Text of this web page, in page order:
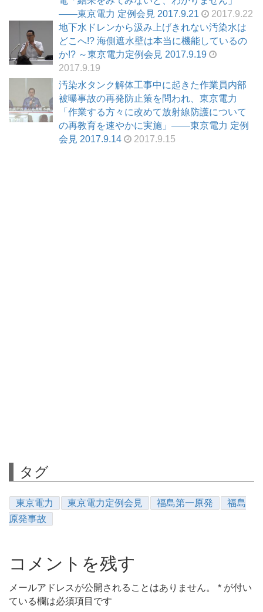
――東京電力 定例会見 2017.9.21
2017.9.22
地下水ドレンから汲み上げきれない汚染水は
どこへ!? 海側遮水壁は本当に機能しているの
か!? ～東京電力定例会見 2017.9.19
2017.9.19
汚染水タンク解体工事中に起きた作業員内部
被曝事故の再発防止策を問われ、東京電力
「作業する方々に改めて放射線防護について
の再教育を速やかに実施」――東京電力 定例
会見 2017.9.14
2017.9.15
タグ
東京電力 東京電力定例会見 福島第一原発
福島
原発事故
コメントを残す
メールアドレスが公開されることはありません。 * が付い
ている欄は必須項目です